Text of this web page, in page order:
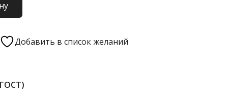
Добавить в список желаний